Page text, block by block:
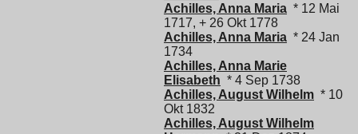
Achilles, Anna Maria * 12 Mai
1717, + 26 Okt 1778
Achilles, Anna Maria * 24 Jan
1734
Achilles, Anna Marie
Elisabeth * 4 Sep 1738
Achilles, August Wilhelm * 10
Okt 1832
Achilles, August Wilhelm